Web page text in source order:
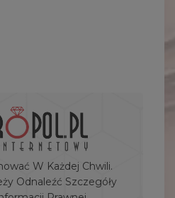
W Każdej Chwili.
Odnaleźć Szczegóły